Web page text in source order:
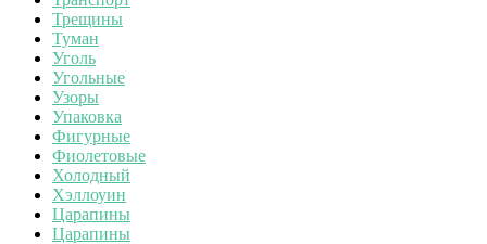
Трещины
Туман
Уголь
Угольные
Узоры
Упаковка
Фигурные
Фиолетовые
Холодный
Хэллоуин
Царапины
Царапины